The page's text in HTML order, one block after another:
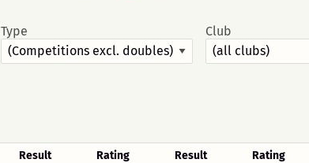
Type Club
Result Rating Result Rating